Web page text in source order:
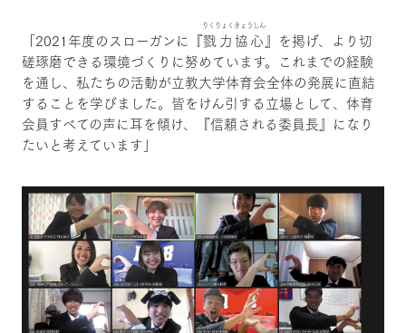
「2021年度のスローガンに『戮力協心
りくりょくきょうしん
』を掲げ、より切
磋琢磨できる環境づくりに努めています。これまでの経験
を通し、私たちの活動が立教大学体育会全体の発展に直結
することを学びました。皆をけん引する立場として、体育
会員すべての声に耳を傾け、『信頼される委員長』になり
たいと考えています」